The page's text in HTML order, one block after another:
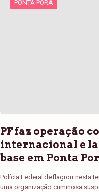
PONTA PORÃ
PF faz operação
internacional e
base em Ponta
Polícia Federal deflagrou nesta
uma organização criminosa